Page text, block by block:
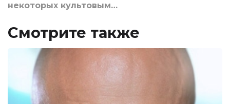
некоторых культовым…
Смотрите также